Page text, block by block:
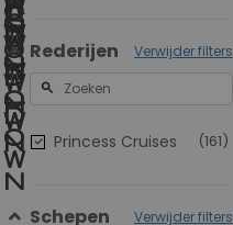
Rederijen Verwijder filters
search
(161)
Princess Cruises
Schepen Verwijder filters